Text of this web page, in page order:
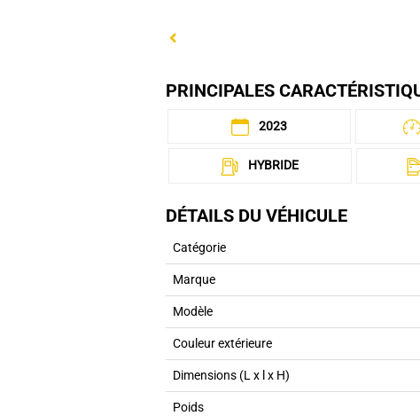
PRINCIPALES
2023
HYBRIDE
DÉTAILS DU VÉHICULE
Catégorie
Marque
Modèle
Couleur extérieure
Dimensions (L x l x H)
Poids